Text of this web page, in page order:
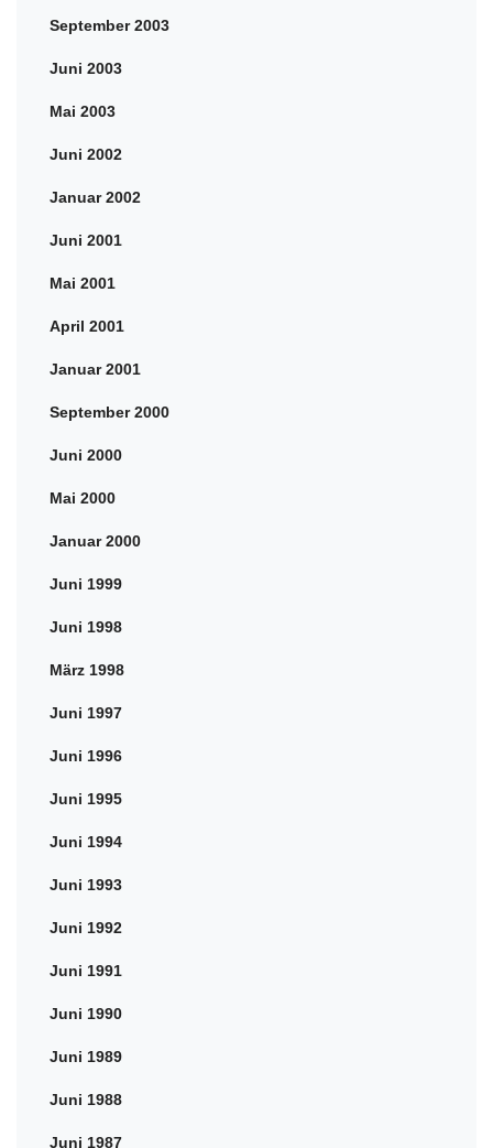
September 2003
Juni 2003
Mai 2003
Juni 2002
Januar 2002
Juni 2001
Mai 2001
April 2001
Januar 2001
September 2000
Juni 2000
Mai 2000
Januar 2000
Juni 1999
Juni 1998
März 1998
Juni 1997
Juni 1996
Juni 1995
Juni 1994
Juni 1993
Juni 1992
Juni 1991
Juni 1990
Juni 1989
Juni 1988
Juni 1987